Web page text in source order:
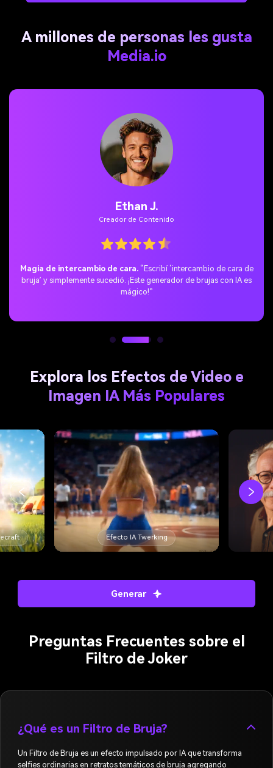
A millones de personas les gusta
Media.io
Maya S.
Pintora digital
Obsesionada con los detalles.“Probé el filtro de bruja gratis
con IA: el nivel de detalle es increíble. Estoy obsesionada con los
efectos de filtro de mago.”
Explora los Efectos de Video e
Imagen IA Más Populares
Filtro de Edad IA
Generar
Preguntas Frecuentes sobre el
Filtro de Joker
¿Qué es un Filtro de Bruja?
Un Filtro de Bruja es un efecto impulsado por IA que transforma
selfies ordinarias en retratos temáticos de bruja agregando